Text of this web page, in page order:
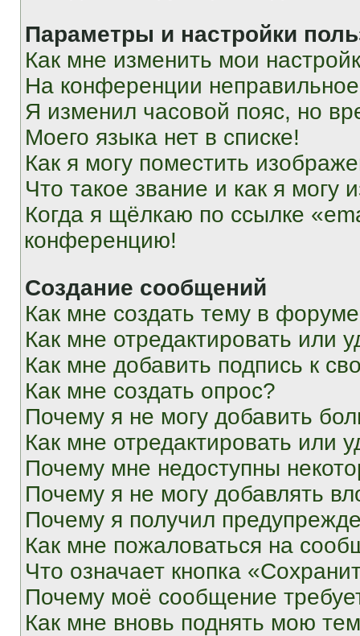
Параметры и настройки
Как мне изменить мои
На конференции
Я изменил часовой пояс, но
Моего языка нет в списке!
Как я могу поместить
Что такое звание и как я могу
Когда я щёлкаю по ссылке
конференцию!
Создание сообщений
Как мне создать тему в
Как мне отредактировать или
Как мне добавить подпись к
Как мне создать опрос?
Почему я не могу добавить
Как мне отредактировать или
Почему мне недоступны
Почему я не могу добавлять
Почему я получил
Как мне пожаловаться на
Что означает кнопка
Почему моё сообщение
Как мне вновь поднять мою